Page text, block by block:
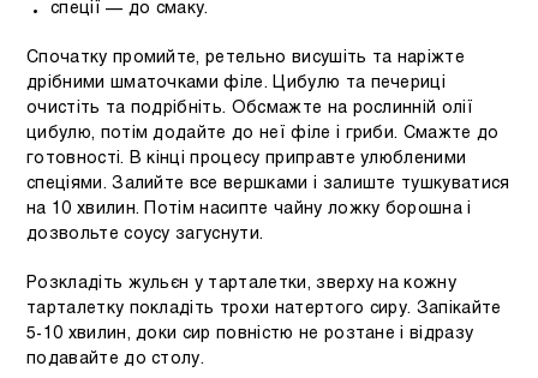
спеції — до смаку.
Спочатку промийте, ретельно висушіть та наріжте
дрібними шматочками філе. Цибулю та печериці
очистіть та подрібніть. Обсмажте на рослинній олії
цибулю, потім додайте до неї філе і гриби. Смажте до
готовності. В кінці процесу приправте улюбленими
спеціями. Залийте все вершками і залиште тушкуватися
на 10 хвилин. Потім насипте чайну ложку борошна і
дозвольте соусу загуснути.
Розкладіть жульєн у тарталетки, зверху на кожну
тарталетку покладіть трохи натертого сиру. Запікайте
5-10 хвилин, доки сир повністю не розтане і відразу
подавайте до столу.